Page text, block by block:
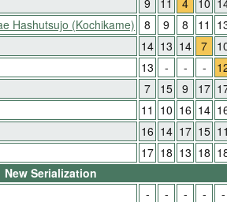
Hashutsujo (Kochikame) 8 9 8 11
14 13 14 7
13 - - -
7 15 9 17
11 10 16 14
16 14 17 15 11
17 18 13 18
New Serialization
- - - - -